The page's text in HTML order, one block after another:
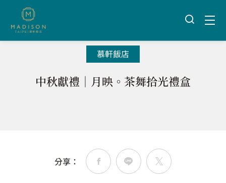
慕軒飯店
中秋獻禮｜月映。茶舞拾光禮盒
住宿優惠
分享：